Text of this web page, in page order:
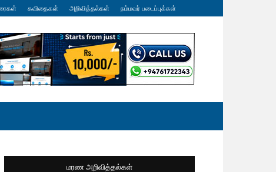
கவிதைகள் அறிவித்தல்கள் நம்மவர் படைப்புக்கள்
மரண அறிவித்தல்கள்